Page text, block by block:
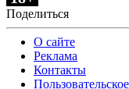
Поделиться
О сайте
Реклама
Контакты